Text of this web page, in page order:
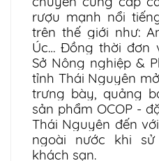
rượu mạnh nổi
trên thế giới như:
Úc…Đồng thời đơn
Sở Nông nghiệp &
tỉnh Thái Nguyên
trưng bày, quảng
sản phẩm OCOP -
Thái Nguyên đến
ngoài nước khi
khách sạn.